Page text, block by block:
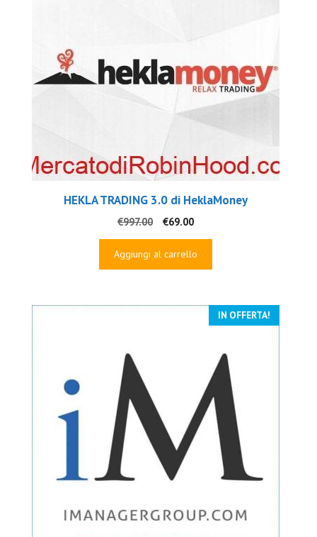
HEKLA TRADING 3.0 di HeklaMoney
€997.00
Il
prezzo
originale
€69.00Il
prezzo
attuale
Aggiungi al carrello
IN OFFERTA!